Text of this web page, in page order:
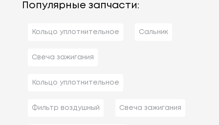
Популярные запчасти:
Кольцо уплотнительное Сальник
Свеча зажигания
Кольцо уплотнительное
Фильтр воздушный Свеча зажигания